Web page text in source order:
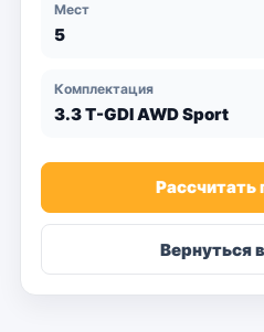
Мест
5
Комплектация
3.3 T-GDI AWD Sport
Рассчитать
Вернуться